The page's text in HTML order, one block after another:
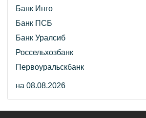
Банк Инго
Банк ПСБ
Банк Уралсиб
Россельхозбанк
Первоуральскбанк
на 08.08.2026